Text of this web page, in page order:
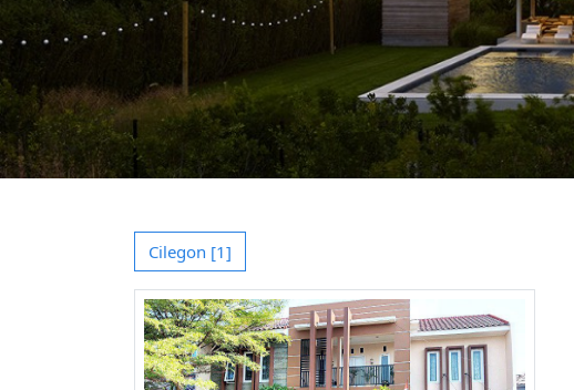
Cilegon [1]